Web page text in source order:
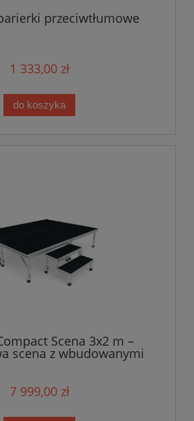
przeciwtłumowe
1 333,00 zł
do koszyka
Scena 3x2 m –
scena z wbudowanymi
40–60 cm
7 999,00 zł